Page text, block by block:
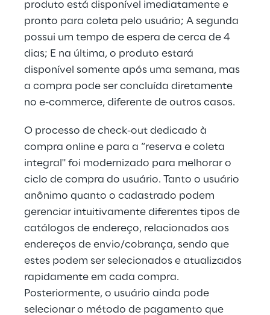
produto está disponível imediatamente e
pronto para coleta pelo usuário; A segunda
possui um tempo de espera de cerca de 4
dias; E na última, o produto estará
disponível somente após uma semana, mas
a compra pode ser concluída diretamente
no e-commerce, diferente de outros casos.
O processo de check-out dedicado à
compra online e para a “reserva e coleta
integral" foi modernizado para melhorar o
ciclo de compra do usuário. Tanto o usuário
anônimo quanto o cadastrado podem
gerenciar intuitivamente diferentes tipos de
catálogos de endereço, relacionados aos
endereços de envio/cobrança, sendo que
estes podem ser selecionados e atualizados
rapidamente em cada compra.
Posteriormente, o usuário ainda pode
selecionar o método de pagamento que